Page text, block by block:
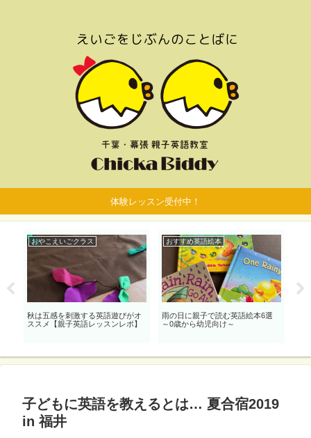
体験レッスン受付中！
おやこえいごクラス
秋は五感を刺激する英語遊びがオ
ススメ【親子英語レッスンレポ】
おすすめ英語絵本
雨の日に親子で読む英語絵本6選
～0歳から幼児向け～
子どもに英語を教えるとは… 夏合宿2019
in 福井